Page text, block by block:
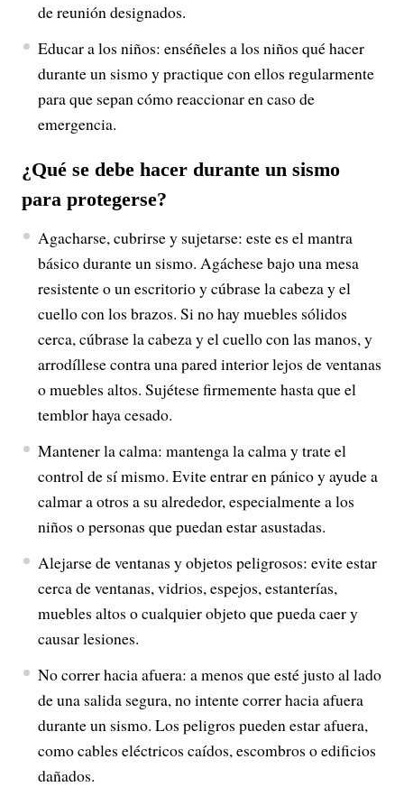
de reunión designados.
Educar a los niños: enséñeles a los niños qué hacer
durante un sismo y practique con ellos regularmente
para que sepan cómo reaccionar en caso de
emergencia.
¿Qué se debe hacer durante un sismo
para protegerse?
Agacharse, cubrirse y sujetarse: este es el mantra
básico durante un sismo. Agáchese bajo una mesa
resistente o un escritorio y cúbrase la cabeza y el
cuello con los brazos. Si no hay muebles sólidos
cerca, cúbrase la cabeza y el cuello con las manos, y
arrodíllese contra una pared interior lejos de ventanas
o muebles altos. Sujétese firmemente hasta que el
temblor haya cesado.
Mantener la calma: mantenga la calma y trate el
control de sí mismo. Evite entrar en pánico y ayude a
calmar a otros a su alrededor, especialmente a los
niños o personas que puedan estar asustadas.
Alejarse de ventanas y objetos peligrosos: evite estar
cerca de ventanas, vidrios, espejos, estanterías,
muebles altos o cualquier objeto que pueda caer y
causar lesiones.
No correr hacia afuera: a menos que esté justo al lado
de una salida segura, no intente correr hacia afuera
durante un sismo. Los peligros pueden estar afuera,
como cables eléctricos caídos, escombros o edificios
dañados.